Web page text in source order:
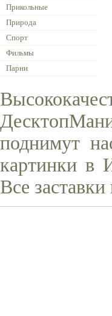
Прикольные
Природа
Спорт
Фильмы
Парни
поднимут
картинки в
Все